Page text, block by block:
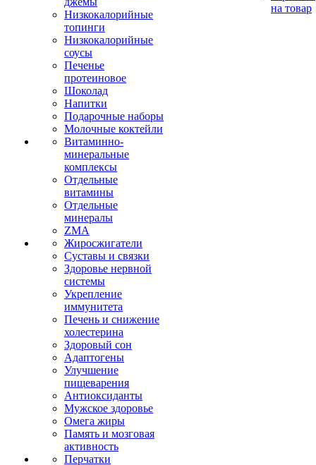
Низкокалорийные
топинги
Низкокалорийные
соусы
Печенье
протеиновое
Шоколад
Напитки
Подарочные наборы
Молочные коктейли
Витаминно-
минеральные
комплексы
Отдельные
витамины
Отдельные
минералы
ZMA
Жиросжигатели
Суставы и связки
Здоровье нервной
системы
Укрепление
иммунитета
Печень и снижение
холестерина
Здоровый сон
Адаптогены
Улучшение
пищеварения
Антиоксиданты
Мужское здоровье
Омега жиры
Память и мозговая
активность
Перчатки
на товар